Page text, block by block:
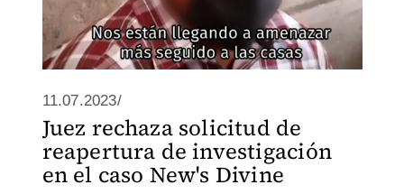
11.07.2023/
Juez rechaza solicitud de
reapertura de investigación
en el caso New's Divine